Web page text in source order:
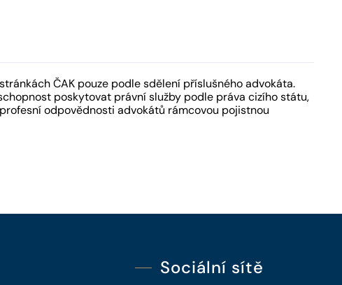
ČAK pouze podle sdělení příslušného advokáta.
poskytovat právní služby podle práva cizího státu,
odpovědnosti advokátů rámcovou pojistnou
Sociální sítě